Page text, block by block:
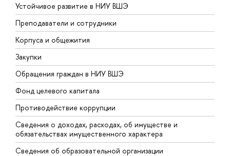
Устойчивое развитие в НИУ ВШЭ
Преподаватели и сотрудники
Корпуса и общежития
Закупки
Обращения граждан в НИУ ВШЭ
Фонд целевого капитала
Противодействие коррупции
Сведения о доходах, расходах, об имуществе и
обязательствах имущественного характера
Сведения об образовательной организации